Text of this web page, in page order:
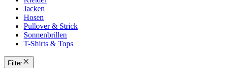
Jacken
Hosen
Pullover & Strick
Sonnenbrillen
T-Shirts & Tops
Filter